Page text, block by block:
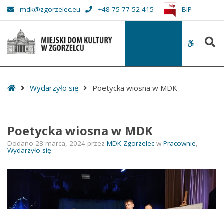
Poetycka
wiosna
MDK
mdk@zgorzelec.eu +48 75 77 52 415 BIP
WCAG
StartWydarzyło się Poetycka wiosna w MDK
Poetycka wiosna w MDK
Dodano 28 marca, 2024 przez MDK Zgorzelec w Pracownie,
Wydarzyło się